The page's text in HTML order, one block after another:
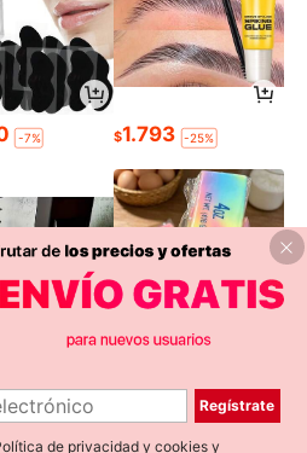
-7% $1.793 -25%
Regístrate
de privacidad y cookies y